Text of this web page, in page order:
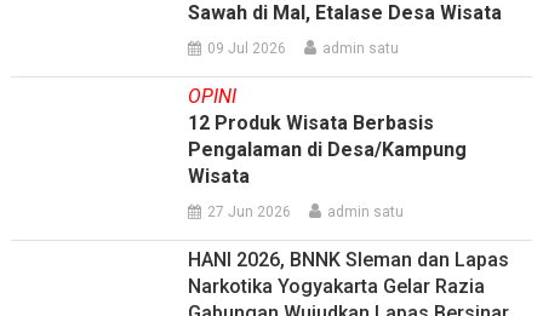
Sawah di Mal, Etalase Desa Wisata
09 Jul 2026 admin satu
OPINI
12 Produk Wisata Berbasis
Pengalaman di Desa/Kampung
Wisata
27 Jun 2026 admin satu
HANI 2026, BNNK Sleman dan Lapas
Narkotika Yogyakarta Gelar Razia